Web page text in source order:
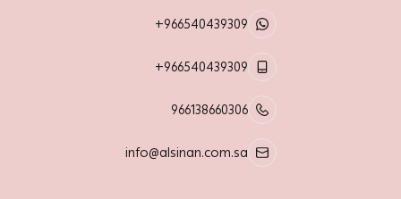
+966540439309
+966540439309
966138660306
info@alsinan.com.sa